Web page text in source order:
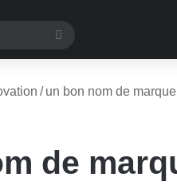
/ un bon nom de
de